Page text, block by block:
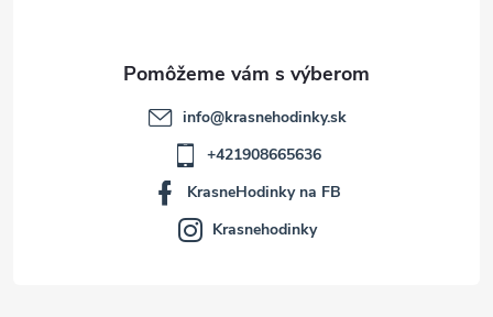
info@krasnehodinky.sk
+421908665636
KrasneHodinky na FB
Krasnehodinky